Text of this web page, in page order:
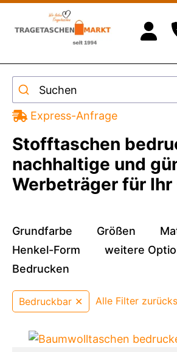
Suchen
Express-Anfrage
Stofftaschen
nachhaltige und
Werbeträger für Ihr
Grundfarbe Größen
Henkel-Form
weitere
Bedrucken
Bedruckbar ✕ Alle Filter